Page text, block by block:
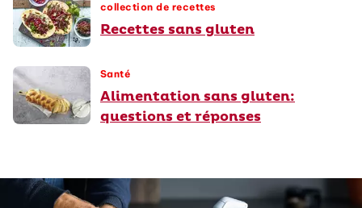
collection de recettes
Recettes sans gluten
Santé
Alimentation sans gluten:
questions et réponses